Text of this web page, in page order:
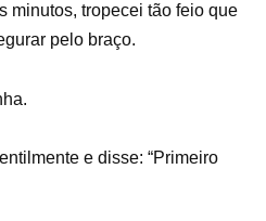
minutos, tropecei tão feio que
pelo braço.
e disse: “Primeiro